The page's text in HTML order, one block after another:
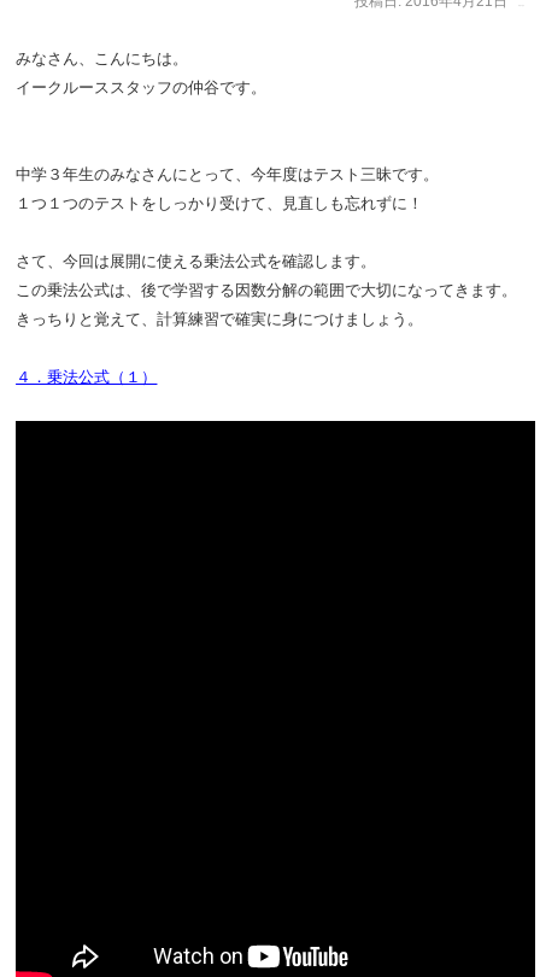
みなさん、こんにちは。
イークルーススタッフの仲谷です。
中学３年生のみなさんにとって、今年度はテスト三昧です。
１つ１つのテストをしっかり受けて、見直しも忘れずに！
さて、今回は展開に使える乗法公式を確認します。
この乗法公式は、後で学習する因数分解の範囲で大切になってきます。
きっちりと覚えて、計算練習で確実に身につけましょう。
４．乗法公式（１）